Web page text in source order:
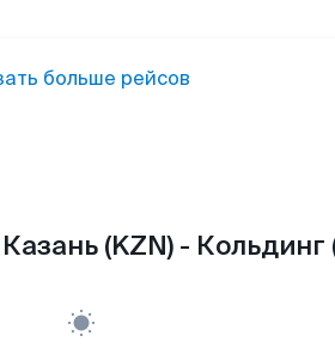
больше рейсов
(KZN) - Кольдинг